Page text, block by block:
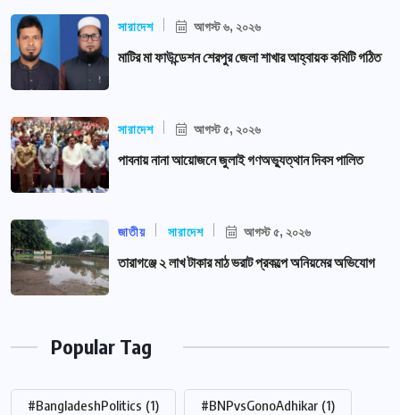
সারাদেশ আগস্ট ৬, ২০২৬
মাটির মা ফাউন্ডেশন শেরপুর জেলা শাখার আহ্বায়ক কমিটি গঠিত
সারাদেশ আগস্ট ৫, ২০২৬
পাবনায় নানা আয়োজনে জুলাই গণঅভ্যুত্থান দিবস পালিত
জাতীয় সারাদেশ আগস্ট ৫, ২০২৬
তারাগঞ্জে ২ লাখ টাকার মাঠ ভরাট প্রকল্পে অনিয়মের অভিযোগ
Popular Tag
#BangladeshPolitics (1) #BNPvsGonoAdhikar (1)